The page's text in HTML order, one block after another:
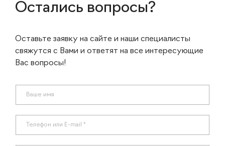
Остались вопросы?
Оставьте заявку на сайте и наши специалисты
свяжутся с Вами и ответят на все интересующие
Вас вопросы!